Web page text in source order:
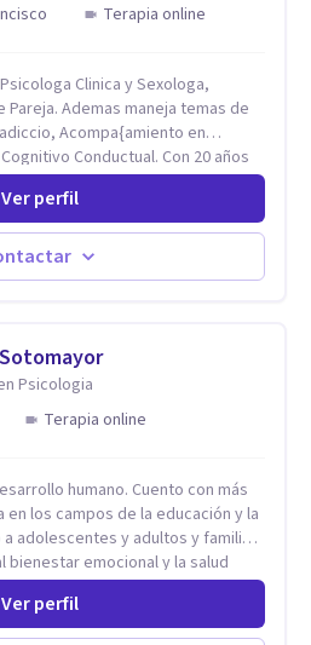
Terapia online
Ademas maneja temas de
en
Conductual. Con 20 años
capacitandose en las
Mental.
Ver perfil
Psicologia
Terapia online
humano. Cuento con más
los campos de la educación y la
adolescentes y adultos y familias
emocional y la salud
vida más digna, plena y con
es posible cuando
Ver perfil